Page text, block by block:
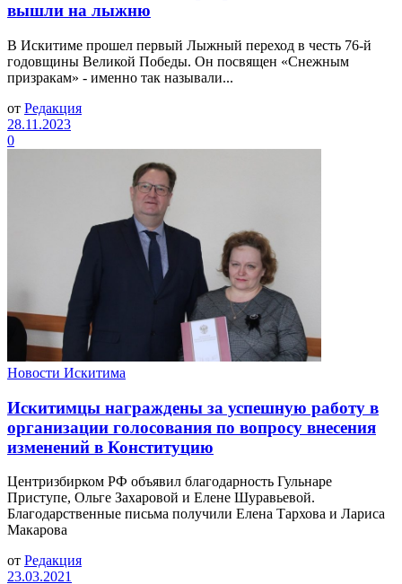
вышли на лыжню
В Искитиме прошел первый Лыжный переход в честь 76-й
годовщины Великой Победы. Он посвящен «Снежным
призракам» - именно так называли...
от Редакция
28.11.2023
0
Новости Искитима
Искитимцы награждены за успешную работу в
организации голосования по вопросу внесения
изменений в Конституцию
Центризбирком РФ объявил благодарность Гульнаре
Приступе, Ольге Захаровой и Елене Шуравьевой.
Благодарственные письма получили Елена Тархова и Лариса
Макарова
от Редакция
23.03.2021